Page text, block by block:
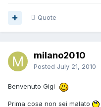
Quote
milano2010
Posted July 21, 2010
Benvenuto Gigi
Prima cosa non sei malato